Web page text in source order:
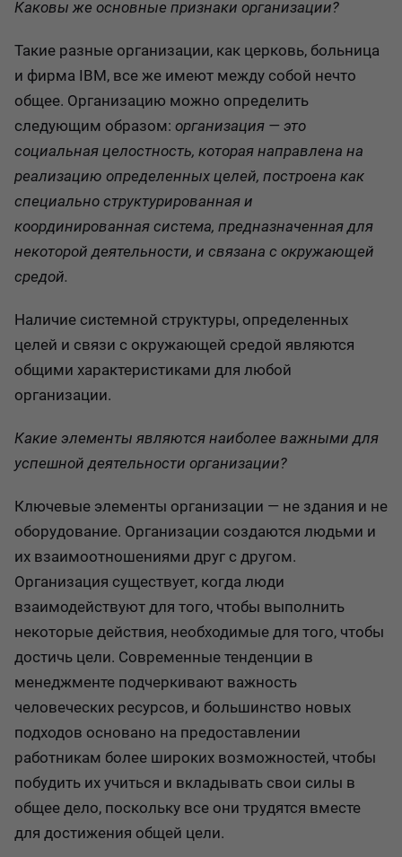
Каковы же основные признаки организации?
Такие разные организации, как церковь, больница
и фирма IBM, все же имеют между собой нечто
общее. Организацию можно определить
следующим образом: организация — это
социальная целостность, которая направлена на
реализацию определенных целей, построена как
специально структурированная и
координированная система, предназначенная для
некоторой деятельности, и связана с окружающей
средой.
Наличие системной структуры, определенных
целей и связи с окружающей средой являются
общими характеристиками для любой
организации.
Какие элементы являются наиболее важными для
успешной деятельности организации?
Ключевые элементы организации — не здания и не
оборудование. Организации создаются людьми и
их взаимоотношениями друг с другом.
Организация существует, когда люди
взаимодействуют для того, чтобы выполнить
некоторые действия, необходимые для того, чтобы
достичь цели. Современные тенденции в
менеджменте подчеркивают важность
человеческих ресурсов, и большинство новых
подходов основано на предоставлении
работникам более широких возможностей, чтобы
побудить их учиться и вкладывать свои силы в
общее дело, поскольку все они трудятся вместе
для достижения общей цели.